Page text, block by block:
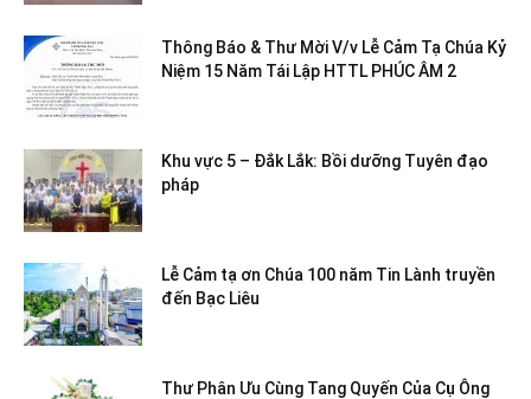
Thông Báo & Thư Mời V/v Lễ Cảm Tạ Chúa Kỷ
Niệm 15 Năm Tái Lập HTTL PHÚC ÂM 2
Khu vực 5 – Đắk Lắk: Bồi dưỡng Tuyên đạo
pháp
Lễ Cảm tạ ơn Chúa 100 năm Tin Lành truyền
đến Bạc Liêu
Thư Phân Ưu Cùng Tang Quyến Của Cụ Ông